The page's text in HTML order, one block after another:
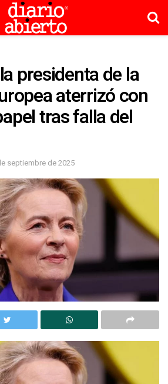
presidenta de la
aterrizó con
tras falla del
septiembre de 2025